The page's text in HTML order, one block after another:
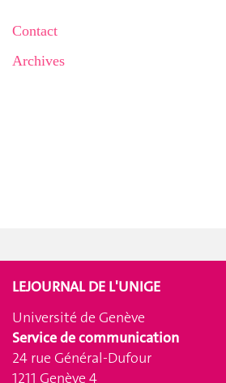
Contact
Archives
LEJOURNAL DE L'UNIGE
Université de Genève
Service de communication
24 rue Général-Dufour
1211 Genève 4